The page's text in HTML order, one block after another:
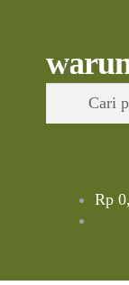
to
navigation
to
content
Rp